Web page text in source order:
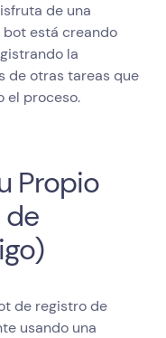
de una
está creando
la
de otras tareas que
el proceso.
Propio
de
de registro de
usando una